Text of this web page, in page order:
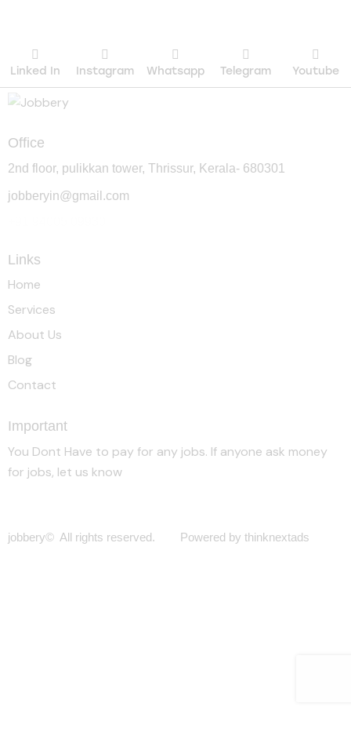
Linked In Instagram Whatsapp Telegram Youtube
Office
2nd floor, pulikkan tower, Thrissur, Kerala- 680301
jobberyin@gmail.com
Links
Home
Services
About Us
Blog
Contact
Important
You Dont Have to pay for any jobs. If anyone ask money
for jobs, let us know
jobbery© All rights reserved. Powered by thinknextads